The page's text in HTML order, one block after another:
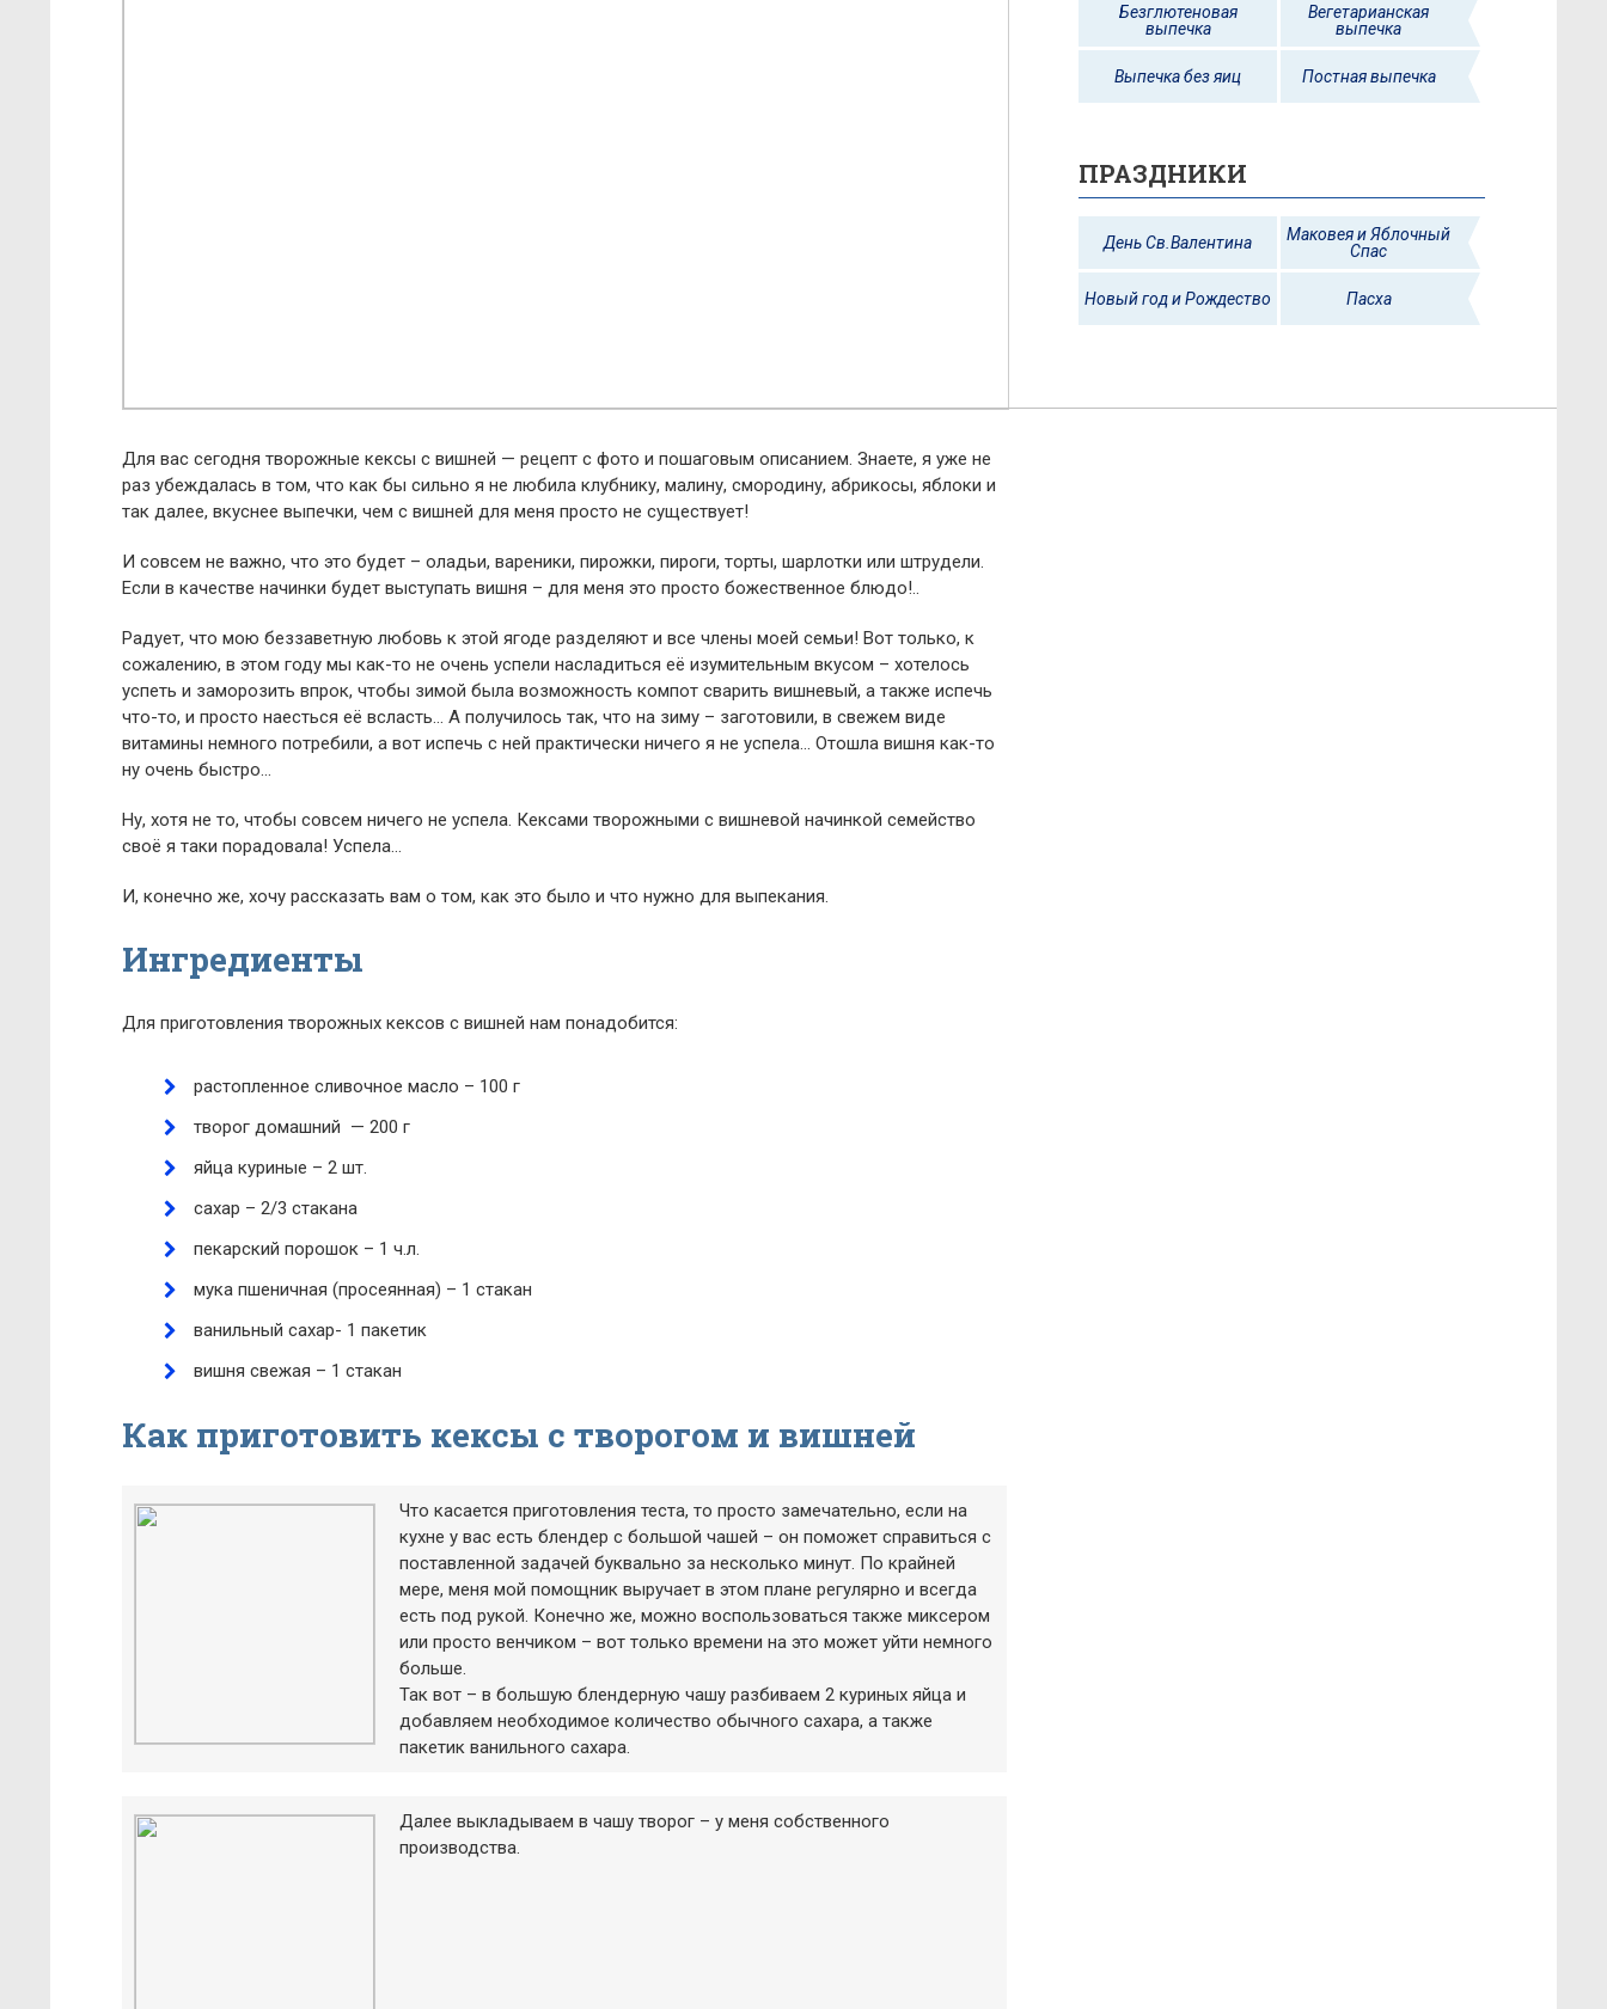
Для вас сегодня творожные кексы с вишней — рецепт с фото и пошаговым описанием. Знаете, я уже не
раз убеждалась в том, что как бы сильно я не любила клубнику, малину, смородину, абрикосы, яблоки и
так далее, вкуснее выпечки, чем с вишней для меня просто не существует!
И совсем не важно, что это будет – оладьи, вареники, пирожки, пироги, торты, шарлотки или штрудели.
Если в качестве начинки будет выступать вишня – для меня это просто божественное блюдо!..
Радует, что мою беззаветную любовь к этой ягоде разделяют и все члены моей семьи! Вот только, к
сожалению, в этом году мы как-то не очень успели насладиться её изумительным вкусом – хотелось
успеть и заморозить впрок, чтобы зимой была возможность компот сварить вишневый, а также испечь
что-то, и просто наесться её всласть… А получилось так, что на зиму – заготовили, в свежем виде
витамины немного потребили, а вот испечь с ней практически ничего я не успела… Отошла вишня как-то
ну очень быстро…
Ну, хотя не то, чтобы совсем ничего не успела. Кексами творожными с вишневой начинкой семейство
своё я таки порадовала! Успела…
И, конечно же, хочу рассказать вам о том, как это было и что нужно для выпекания.
Ингредиенты
Для приготовления творожных кексов с вишней нам понадобится:
растопленное сливочное масло – 100 г
творог домашний — 200 г
яйца куриные – 2 шт.
сахар – 2/3 стакана
пекарский порошок – 1 ч.л.
мука пшеничная (просеянная) – 1 стакан
ванильный сахар- 1 пакетик
вишня свежая – 1 стакан
Как приготовить кексы с творогом и вишней
Что касается приготовления теста, то просто замечательно, если на
кухне у вас есть блендер с большой чашей – он поможет справиться с
поставленной задачей буквально за несколько минут. По крайней
мере, меня мой помощник выручает в этом плане регулярно и всегда
есть под рукой. Конечно же, можно воспользоваться также миксером
или просто венчиком – вот только времени на это может уйти немного
больше.
Так вот – в большую блендерную чашу разбиваем 2 куриных яйца и
добавляем необходимое количество обычного сахара, а также
пакетик ванильного сахара.
Далее выкладываем в чашу творог – у меня собственного
производства.
Безглютеновая
выпечка
Вегетарианская
выпечка
Выпечка без яиц Постная выпечка
ПРАЗДНИКИ
День Св.Валентина
Маковея и Яблочный
Спас
Новый год и Рождество Пасха